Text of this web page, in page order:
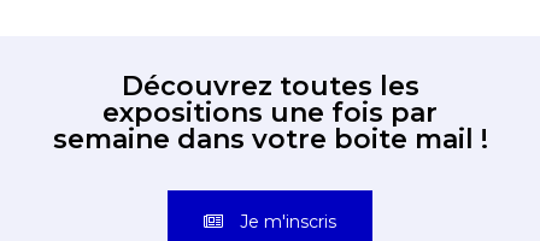
Découvrez toutes les
expositions une fois par
semaine dans votre boite mail !
Je m'inscris